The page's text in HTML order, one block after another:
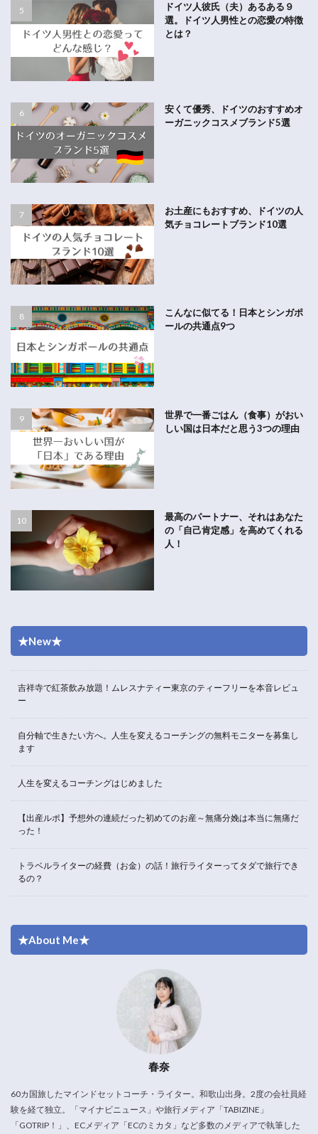
ドイツ人彼氏（夫）あるある９
選。ドイツ人男性との恋愛の特徴
とは？
安くて優秀、ドイツのおすすめオ
ーガニックコスメブランド5選
お土産にもおすすめ、ドイツの人
気チョコレートブランド10選
こんなに似てる！日本とシンガポ
ールの共通点9つ
世界で一番ごはん（食事）がおい
しい国は日本だと思う3つの理由
最高のパートナー、それはあなた
の「自己肯定感」を高めてくれる
人！
★New★
吉祥寺で紅茶飲み放題！ムレスナティー東京のティーフリーを本音レビュ
ー
自分軸で生きたい方へ。人生を変えるコーチングの無料モニターを募集し
ます
人生を変えるコーチングはじめました
【出産ルポ】予想外の連続だった初めてのお産～無痛分娩は本当に無痛だ
った！
トラベルライターの経費（お金）の話！旅行ライターってタダで旅行でき
るの？
★About Me★
春奈
60カ国旅したマインドセットコーチ・ライター。和歌山出身。2度の会社員経
験を経て独立。「マイナビニュース」や旅行メディア「TABIZINE」
「GOTRIP！」、ECメディア「ECのミカタ」など多数のメディアで執筆した